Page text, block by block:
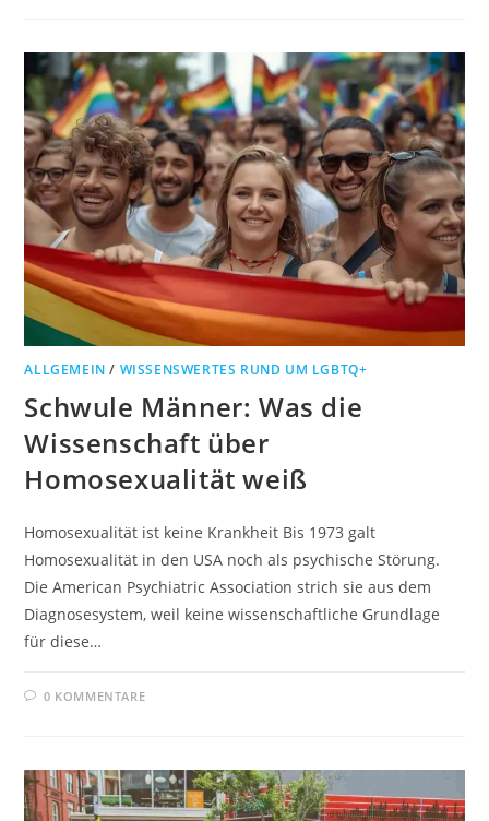
ALLGEMEIN / WISSENSWERTES RUND UM LGBTQ+
Schwule Männer: Was die
Wissenschaft über
Homosexualität weiß
Homosexualität ist keine Krankheit Bis 1973 galt
Homosexualität in den USA noch als psychische Störung.
Die American Psychiatric Association strich sie aus dem
Diagnosesystem, weil keine wissenschaftliche Grundlage
für diese…
0 KOMMENTARE